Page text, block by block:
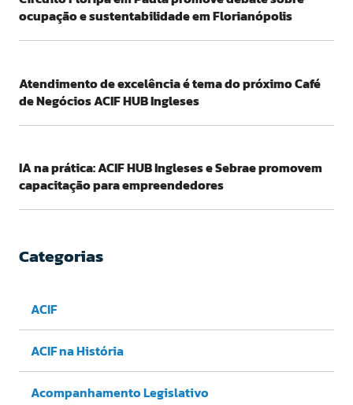
ocupação e sustentabilidade em Florianópolis
Atendimento de excelência é tema do próximo Café
de Negócios ACIF HUB Ingleses
IA na prática: ACIF HUB Ingleses e Sebrae promovem
capacitação para empreendedores
Categorias
ACIF
ACIF na História
Acompanhamento Legislativo